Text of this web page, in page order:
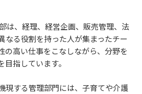
は、経理、経営企画、販売管理、法
なる役割を持った人が集まったチー
の高い仕事をこなしながら、分野を
指しています。
現する管理部門には、子育てや介護